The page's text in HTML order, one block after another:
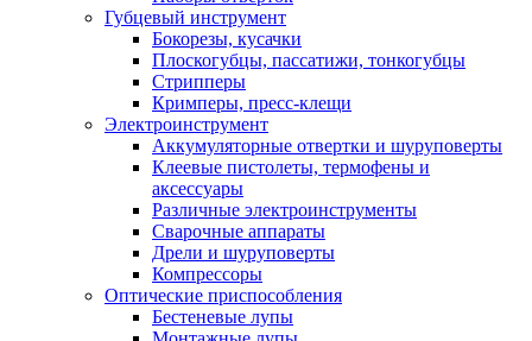
Губцевый инструмент
Бокорезы, кусачки
Плоскогубцы, пассатижи, тонкогубцы
Стрипперы
Кримперы, пресс-клещи
Электроинструмент
Аккумуляторные отвертки и шуруповерты
Клеевые пистолеты, термофены и
аксессуары
Различные электроинструменты
Сварочные аппараты
Дрели и шуруповерты
Компрессоры
Оптические приспособления
Бестеневые лупы